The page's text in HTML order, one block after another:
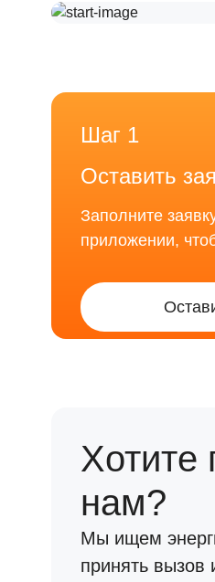
Шаг 1
Оставить
Заполните
приложении,
Хотите
нам?
Мы ищем
принять вызов